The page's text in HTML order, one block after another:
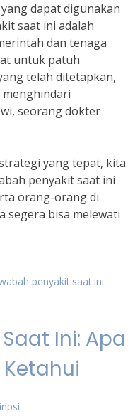
dapat digunakan
saat ini adalah
dan tenaga
untuk patuh
telah ditetapkan,
seorang dokter
yang tepat, kita
penyakit saat ini
orang-orang di
segera bisa melewati
penyakit saat ini
Ini: Apa